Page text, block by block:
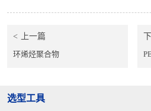
上一篇
环烯烃聚合物
选型工具